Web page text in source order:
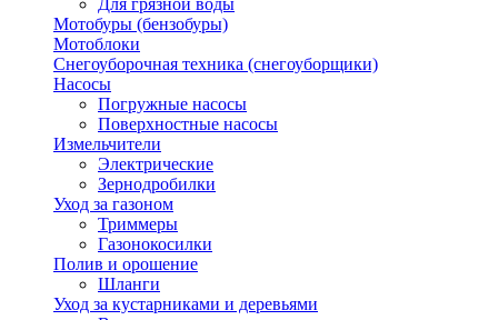
Для грязной воды
Мотобуры (бензобуры)
Мотоблоки
Снегоуборочная техника (снегоуборщики)
Насосы
Погружные насосы
Поверхностные насосы
Измельчители
Электрические
Зернодробилки
Уход за газоном
Триммеры
Газонокосилки
Полив и орошение
Шланги
Уход за кустарниками и деревьями